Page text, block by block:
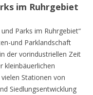
im Ruhrgebiet
Parks im Ruhrgebiet“
und Parklandschaft
der vorindustriellen Zeit
kleinbäuerlichen
Stationen von
Siedlungsentwicklung